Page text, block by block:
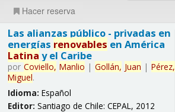
Hacer reserva
Las alianzas público - privadas en
energías renovables en América
Latina y el Caribe
por Coviello, Manlio | Gollán, Juan | Pérez,
Miguel.
Idioma: Español
Editor: Santiago de Chile: CEPAL, 2012